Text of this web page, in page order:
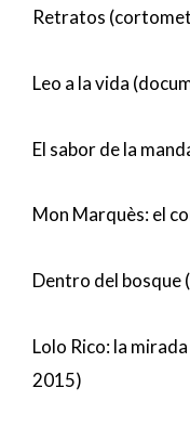
Retratos
Leo a la vida
El sabor de la
Mon Marquès: el
Dentro del
Lolo Rico: la
2015)